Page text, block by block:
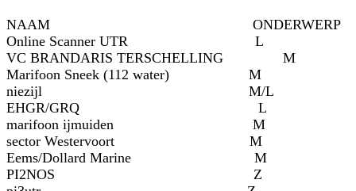
NAAM ONDERWERP
Online Scanner UTR L
VC BRANDARIS TERSCHELLING M
Marifoon Sneek (112 water) M
niezijl M/L
EHGR/GRQ L
marifoon ijmuiden M
sector Westervoort M
Eems/Dollard Marine M
PI2NOS Z